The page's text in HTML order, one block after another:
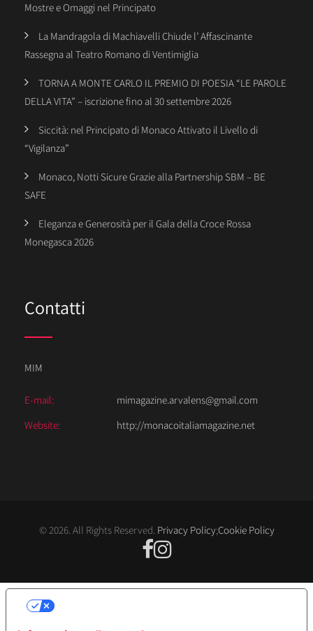
Mostre e Omaggi nel Principato
La Mandragola di Machiavelli Chiude l’ Affascinante
Rassegna al Teatro Romano di Ventimiglia
TORNA A MONTE CARLO IL PREMIO DI POESIA “LE PAROLE
DELLA VITA” – iscrizione fino al 30 settembre 2026
Siccità: nel Principato di Monaco Attivato il Livello di
“Vigilanza”
Monaco, Notti Sicure Grazie alla Partnership SBM – BE
SAFE
Eleganza e Generosità per il Gala della Croce Rossa
Monegasca 2026
Contatti
MIM
E-mail:
mimagazine.arvalens@gmail.com
Website:
http://monacoitaliamagazine.net
© 2026. All Rights Reserved. Privacy Policy;Cookie Policy